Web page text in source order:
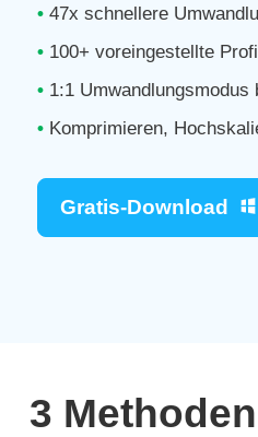
•47x schnellere
•100+ voreingestellte
•1:1 Umwandlungsmodus
•Komprimieren,
Gratis-Download
3